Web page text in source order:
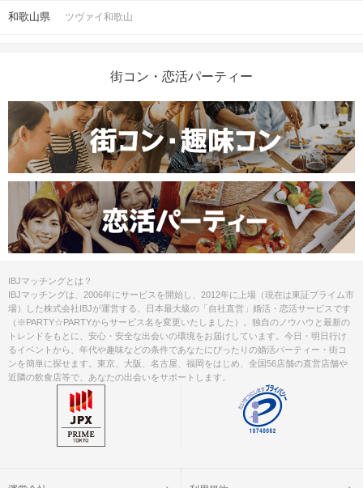
和歌山県 ツヴァイ和歌山
街コン・恋活パーティー
IBJマッチングとは？
IBJマッチングは、2006年にサービスを開始し、2012年に上場（現在は東証プライム市
場）した株式会社IBJが運営する、日本最大級の「自社直営」婚活・恋活サービスです
（※PARTY☆PARTYからサービス名を変更いたしました）。独自のノウハウと最新の
トレンドをもとに、安心・安全な出会いの環境をお届けしています。今日・明日行け
るイベントから、年代や趣味などの条件であなたにぴったりの婚活パーティー・街コ
ンを簡単に探せます。東京、大阪、名古屋、福岡をはじめ、全国56店舗の直営店舗や
近隣の飲食店等で、あなたの出会いをサポートします。